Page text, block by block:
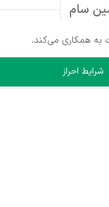
سام
به همکاری می‌کند.
شرایط احراز